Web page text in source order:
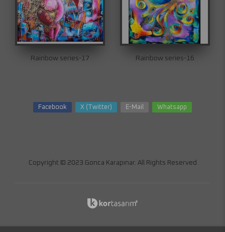
Rainbow series-17 Rainbow series-16
Facebook X (Twitter) E-Mail Whatsapp
Copyright © 2023 Gonca Karapınar. All Rights Reserved